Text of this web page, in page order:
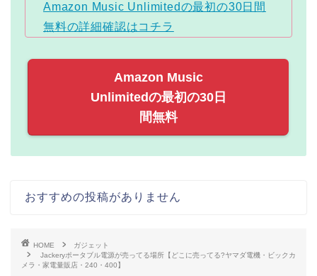
Amazon Music Unlimitedの最初の30日間
無料の詳細確認はコチラ
Amazon Music
Unlimitedの最初の30日
間無料
おすすめの投稿がありません
HOME
ガジェット
Jackeryポータブル電源が売ってる場所【どこに売ってる?ヤマダ電機・ビックカ
メラ・家電量販店・240・400】